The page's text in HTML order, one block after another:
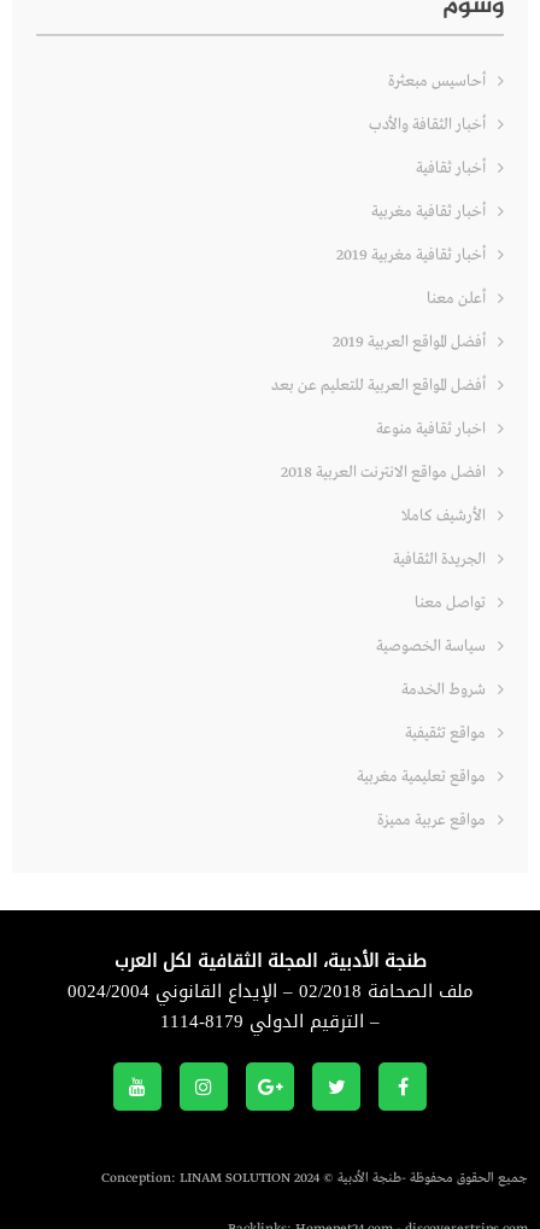
أحاسيس مبعثرة
أخبار الثقافة والأدب
أخبار ثقافية
أخبار ثقافية مغربية
أخبار ثقافية مغربية 2019
أعلن معنا
أفضل المواقع العربية 2019
أفضل المواقع العربية للتعليم عن بعد
اخبار ثقافية منوعة
افضل مواقع الانترنت العربية 2018
الأرشيف كاملا
الجريدة الثقافية
تواصل معنا
سياسة الخصوصية
شروط الخدمة
مواقع تثقيفية
مواقع تعليمية مغربية
مواقع عربية مميزة
طنجة الأدبية، المجلة الثقافية لكل العرب
ملف الصحافة 02/2018 – الإيداع القانوني 0024/2004
– الترقيم الدولي 8179-1114
جميع الحقوق محفوظة -طنجة الأدبية © 2024 Conception: LINAM SOLUTION